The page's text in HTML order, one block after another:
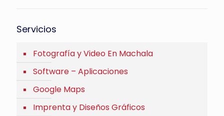
Servicios
Fotografía y Video En Machala
Software – Aplicaciones
Google Maps
Imprenta y Diseños Gráficos